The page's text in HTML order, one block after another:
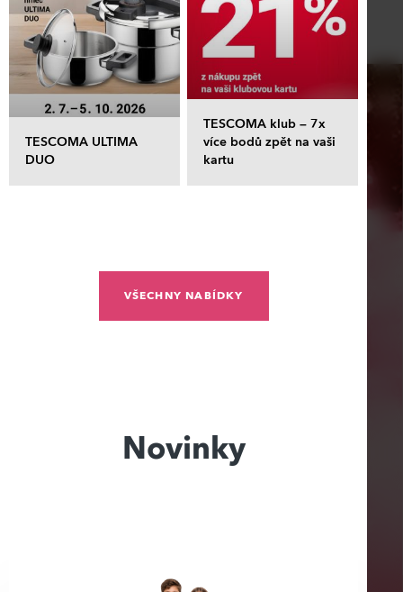
TESCOMA ULTIMA
DUO
TESCOMA klub – 7x
více bodů zpět na vaši
kartu
VŠECHNY NABÍDKY
Novinky